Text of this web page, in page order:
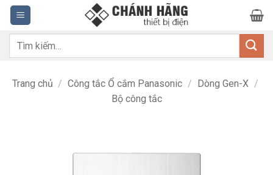
Bỏ
qua
nội
dung
Tìm
Trang chủ / Công tắc Ổ cắm Panasonic / Dòng Gen-X /
Bộ công tắc